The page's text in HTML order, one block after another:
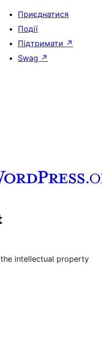
Приєднатися
Події
Підтримати ↗
Swag ↗
channel
our Tumblr account
intellectual property